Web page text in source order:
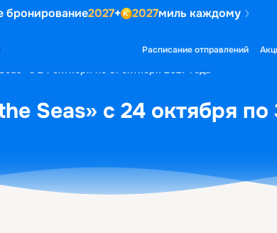
бронирование2027+ 2027миль каждому
Расписание отправлений
с 24 октября по 31 октября 2027 года
Seas» с 24 октября по